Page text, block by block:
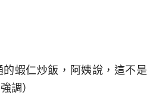
蝦仁炒飯，阿姨說，這不是
調）